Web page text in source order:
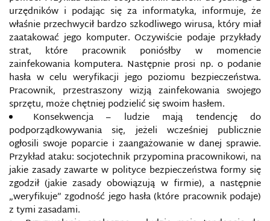
urzędników i podając się za informatyka, informuje, że
właśnie przechwycił bardzo szkodliwego wirusa, który miał
zaatakować jego komputer. Oczywiście podaje przykłady
strat, które pracownik poniósłby w momencie
zainfekowania komputera. Następnie prosi np. o podanie
hasła w celu weryfikacji jego poziomu bezpieczeństwa.
Pracownik, przestraszony wizją zainfekowania swojego
sprzętu, może chętniej podzielić się swoim hasłem.
Konsekwencja – ludzie mają tendencję do
podporządkowywania się, jeżeli wcześniej publicznie
ogłosili swoje poparcie i zaangażowanie w danej sprawie.
Przykład ataku: socjotechnik przypomina pracownikowi, na
jakie zasady zawarte w polityce bezpieczeństwa formy się
zgodził (jakie zasady obowiązują w firmie), a następnie
„weryfikuje” zgodność jego hasła (które pracownik podaje)
z tymi zasadami.
AGENCJE PRASOWE (INFORMACYJNE)
AGRESJA ELEKTRONICZNA
AI FOUNDATION
AMAQ
ANALOGOWE MAPY WOJSKOWE
AS-SAHAB